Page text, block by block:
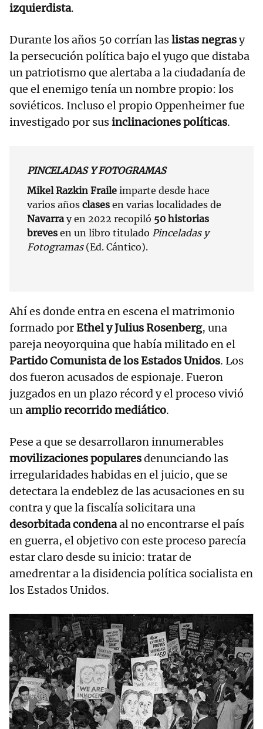
izquierdista.
Durante los años 50 corrían laslistas negrasy
la persecución política bajo el yugo que distaba
un patriotismo que alertaba a la ciudadanía de
que el enemigo tenía un nombre propio: los
soviéticos. Incluso el propio Oppenheimer fue
investigado por susinclinaciones políticas.
PINCELADAS Y FOTOGRAMAS
Mikel Razkin Fraile imparte desde hace
varios años clases en varias localidades de
Navarray en 2022 recopiló 50 historias
breves en un libro titulado Pinceladas y
Fotogramas(Ed. Cántico).
Ahí es donde entra en escena el matrimonio
formado porEthel y Julius Rosenberg, una
pareja neoyorquina que había militado en el
Partido Comunista de los Estados Unidos. Los
dos fueron acusados de espionaje. Fueron
juzgados en un plazo récord y el proceso vivió
unamplio recorrido mediático.
Pese a que se desarrollaron innumerables
movilizaciones popularesdenunciando las
irregularidades habidas en el juicio, que se
detectara la endeblez de las acusaciones en su
contra y que la fiscalía solicitara una
desorbitada condenaal no encontrarse el país
en guerra, el objetivo con este proceso parecía
estar claro desde su inicio: tratar de
amedrentar a la disidencia política socialista en
los Estados Unidos.